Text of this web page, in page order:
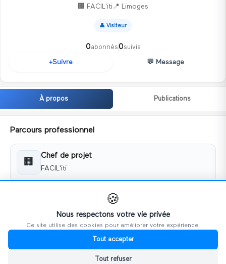
🏢 FACIL'iti 📍 Limoges
👤 Visiteur
0abonnés0suivis
+Suivre 💬 Message
À propos Publications
Parcours professionnel
🏢
Chef de projet
FACIL'iti
📧 j.debord@facil-iti.com
📅 Membre depuismai 2024
🍪
Nous respectons votre vie privée
Ce site utilise des cookies pour améliorer votre expérience.
Tout accepter
Tout refuser